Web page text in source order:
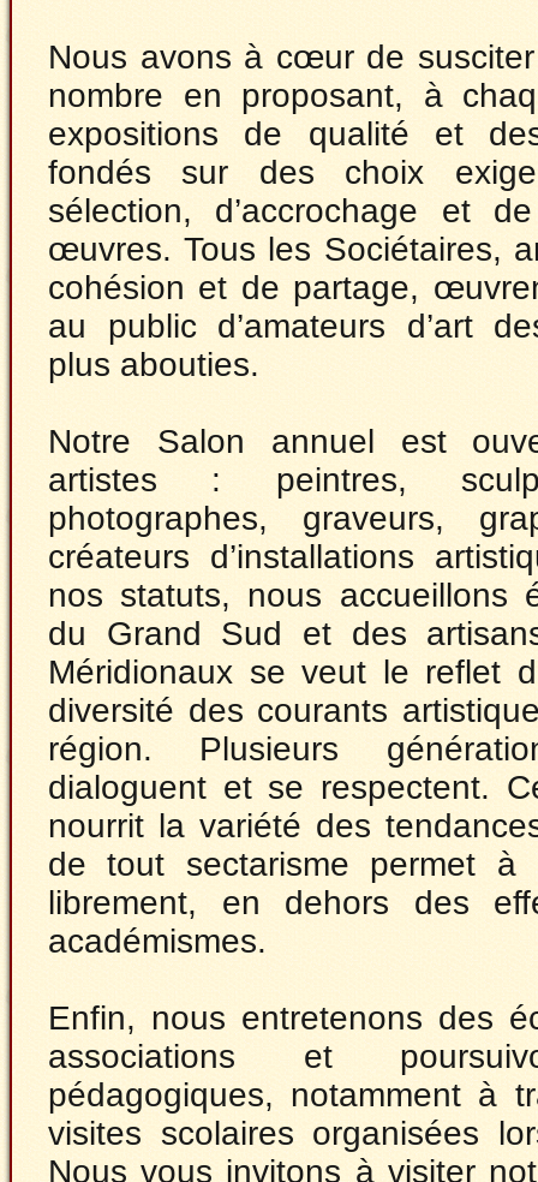
Nous avons à cœur de
nombre en proposant, à
expositions de qualité et
fondés sur des choix
sélection, d’accrochage et
œuvres. Tous les Sociétaires,
cohésion et de partage,
au public d’amateurs d’art
plus abouties.
Notre Salon annuel est
artistes : peintres,
photographes, graveurs,
créateurs d’installations
nos statuts, nous accueillons
du Grand Sud et des
Méridionaux se veut le reflet
diversité des courants
région. Plusieurs
dialoguent et se respectent.
nourrit la variété des
de tout sectarisme permet à
librement, en dehors des
académismes.
Enfin, nous entretenons des
associations et
pédagogiques, notamment à
visites scolaires organisées
Nous vous invitons à visiter